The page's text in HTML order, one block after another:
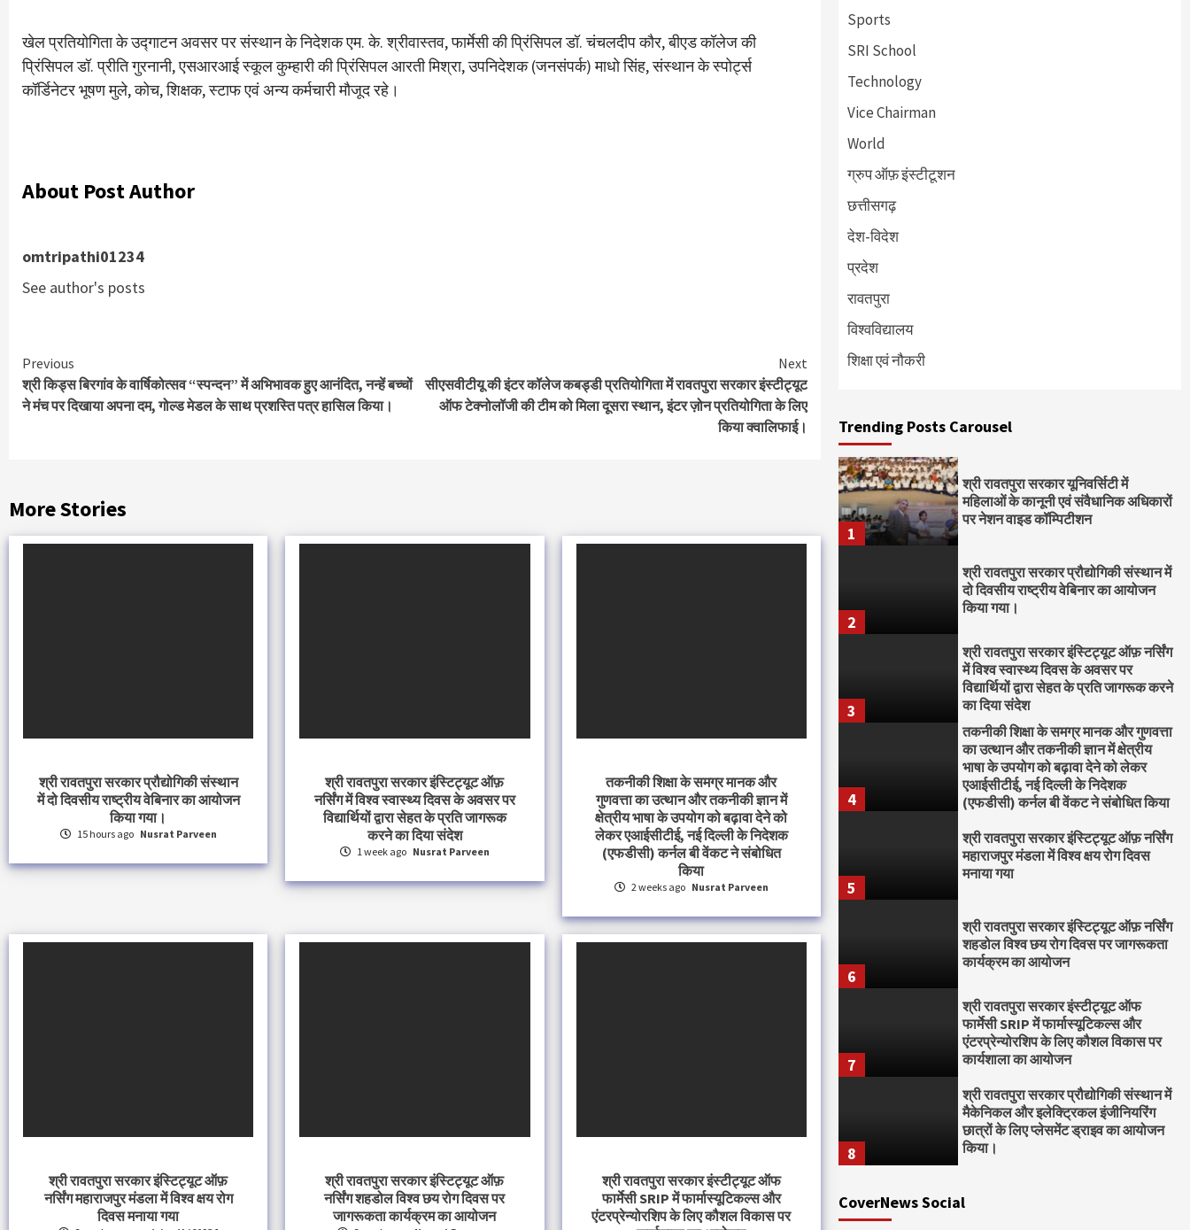
खेल प्रतियोगिता के उद्गाटन अवसर पर संस्थान के निदेशक एम. के. श्रीवास्तव, फार्मेसी की प्रिंसिपल डॉ. चंचलदीप कौर, बीएड कॉलेज की
प्रिंसिपल डॉ. प्रीति गुरनानी, एसआरआई स्कूल कुम्हारी की प्रिंसिपल आरती मिश्रा, उपनिदेशक (जनसंपर्क) माधो सिंह, संस्थान के स्पोर्ट्स
कॉर्डिनेटर भूषण मुले, कोच, शिक्षक, स्टाफ एवं अन्य कर्मचारी मौजूद रहे।
About Post Author
omtripathi01234
See author's posts
Continue
Reading
Previous
श्री किड्स बिरगांव के वार्षिकोत्सव “स्पन्दन” में अभिभावक हुए आनंदित, नन्हें बच्चों
ने मंच पर दिखाया अपना दम, गोल्ड मेडल के साथ प्रशस्ति पत्र हासिल किया।
Next
सीएसवीटीयू की इंटर कॉलेज कबड्डी प्रतियोगिता में रावतपुरा सरकार इंस्टीट्यूट
ऑफ टेक्नोलॉजी की टीम को मिला दूसरा स्थान, इंटर ज़ोन प्रतियोगिता के लिए
किया क्वालिफाई।
More Stories
श्री रावतपुरा सरकार प्रौद्योगिकी संस्थान
में दो दिवसीय राष्ट्रीय वेबिनार का आयोजन
किया गया।
15 hours ago Nusrat Parveen
श्री रावतपुरा सरकार इंस्टिट्यूट ऑफ़
नर्सिंग में विश्व स्वास्थ्य दिवस के अवसर पर
विद्यार्थियों द्वारा सेहत के प्रति जागरूक
करने का दिया संदेश
1 week ago Nusrat Parveen
तकनीकी शिक्षा के समग्र मानक और
गुणवत्ता का उत्थान और तकनीकी ज्ञान में
क्षेत्रीय भाषा के उपयोग को बढ़ावा देने को
लेकर एआईसीटीई, नई दिल्ली के निदेशक
(एफडीसी) कर्नल बी वेंकट ने संबोधित
किया
2 weeks ago Nusrat Parveen
श्री रावतपुरा सरकार इंस्टिट्यूट ऑफ़
नर्सिंग महाराजपुर मंडला में विश्व क्षय रोग
दिवस मनाया गया
श्री रावतपुरा सरकार इंस्टिट्यूट ऑफ़
नर्सिंग शहडोल विश्व छय रोग दिवस पर
जागरूकता कार्यक्रम का आयोजन
श्री रावतपुरा सरकार इंस्टीट्यूट ऑफ
फार्मेसी SRIP में फार्मास्यूटिकल्स और
एंटरप्रेन्योरशिप के लिए कौशल विकास पर
Sports
SRI School
Technology
Vice Chairman
World
ग्रुप ऑफ़ इंस्टीटूशन
छत्तीसगढ़
देश-विदेश
प्रदेश
रावतपुरा
विश्वविद्यालय
शिक्षा एवं नौकरी
Trending Posts Carousel
1
श्री रावतपुरा सरकार यूनिवर्सिटी में
महिलाओं के कानूनी एवं संवैधानिक अधिकारों
पर नेशन वाइड कॉम्पिटीशन
2
श्री रावतपुरा सरकार प्रौद्योगिकी संस्थान में
दो दिवसीय राष्ट्रीय वेबिनार का आयोजन
किया गया।
3
श्री रावतपुरा सरकार इंस्टिट्यूट ऑफ़ नर्सिंग
में विश्व स्वास्थ्य दिवस के अवसर पर
विद्यार्थियों द्वारा सेहत के प्रति जागरूक करने
का दिया संदेश
4
तकनीकी शिक्षा के समग्र मानक और गुणवत्ता
का उत्थान और तकनीकी ज्ञान में क्षेत्रीय
भाषा के उपयोग को बढ़ावा देने को लेकर
एआईसीटीई, नई दिल्ली के निदेशक
(एफडीसी) कर्नल बी वेंकट ने संबोधित किया
5
श्री रावतपुरा सरकार इंस्टिट्यूट ऑफ़ नर्सिंग
महाराजपुर मंडला में विश्व क्षय रोग दिवस
मनाया गया
6
श्री रावतपुरा सरकार इंस्टिट्यूट ऑफ़ नर्सिंग
शहडोल विश्व छय रोग दिवस पर जागरूकता
कार्यक्रम का आयोजन
7
श्री रावतपुरा सरकार इंस्टीट्यूट ऑफ
फार्मेसी SRIP में फार्मास्यूटिकल्स और
एंटरप्रेन्योरशिप के लिए कौशल विकास पर
कार्यशाला का आयोजन
8
श्री रावतपुरा सरकार प्रौद्योगिकी संस्थान में
मैकेनिकल और इलेक्ट्रिकल इंजीनियरिंग
छात्रों के लिए प्लेसमेंट ड्राइव का आयोजन
किया।
CoverNews Social